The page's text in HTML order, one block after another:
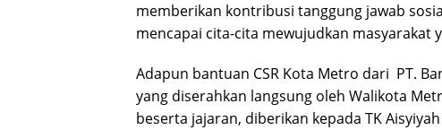
memberikan kontribusi tanggung jawab
mencapai cita-cita mewujudkan masyarakat
Adapun bantuan CSR Kota Metro dari PT.
yang diserahkan langsung oleh Walikota
beserta jajaran, diberikan kepada TK